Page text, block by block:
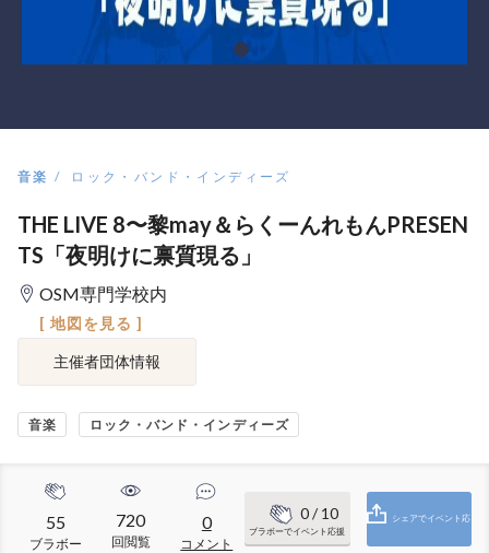
音楽 ロック・バンド・インディーズ
THE LIVE 8〜黎may＆らくーんれもんPRESEN
TS「夜明けに禀質現る」
OSM専門学校内
[ 地図を見る ]
主催者団体情報
音楽 ロック・バンド・インディーズ
55
ブラボー
720
回閲覧
0
コメント
0/ 10
ブラボーでイベント応援
シェアでイベント応